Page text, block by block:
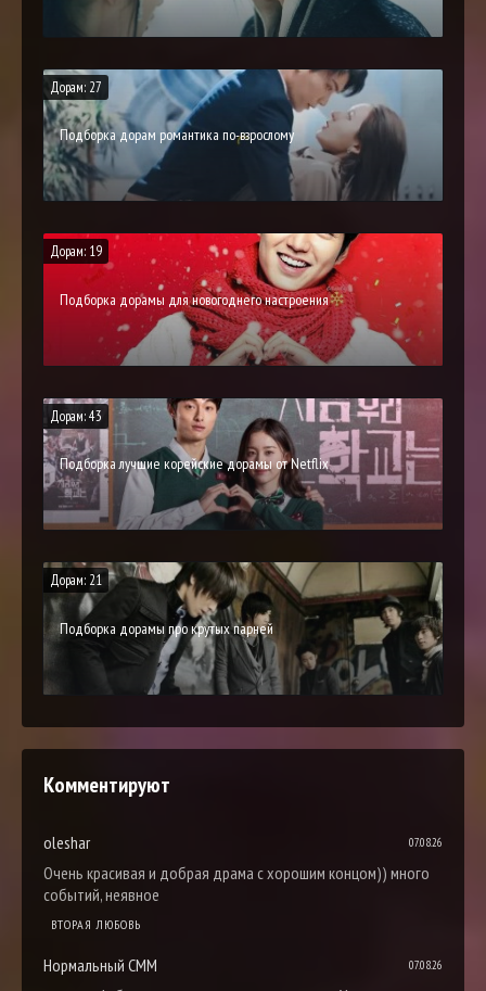
Дорам: 27
Подборка дорам романтика по-взрослому
Дорам: 19
Подборка дорамы для новогоднего настроения
Дорам: 43
Подборка лучшие корейские дорамы от Netflix
Дорам: 21
Подборка дорамы про крутых парней
Комментируют
oleshar 07.08.26
Очень красивая и добрая драма с хорошим концом)) много
событий, неявное
ВТОРАЯ ЛЮБОВЬ
Нормальный СММ 07.08.26